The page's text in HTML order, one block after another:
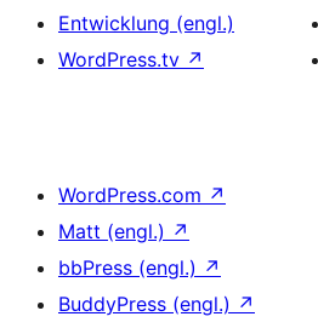
Entwicklung (engl.)
WordPress.tv ↗
WordPress.com ↗
Matt (engl.) ↗
bbPress (engl.) ↗
BuddyPress (engl.) ↗